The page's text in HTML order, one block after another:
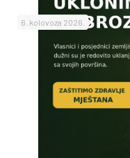
6. kolovoza 2026.